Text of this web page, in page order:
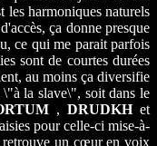
les harmoniques naturels
ça donne presque
ce qui me parait parfois
sont de courtes durées
au moins ça diversifie
la slave\", soit dans le
, DRUDKHet
pour celle-ci mise-à-
un cœur en voix